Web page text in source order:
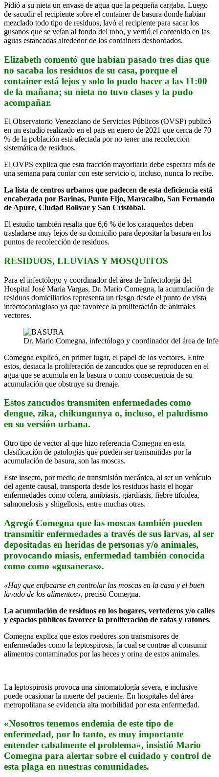
Pidió a su nieta un envase de agua que la pequeña cargaba. Luego
de sacudir el recipiente sobre el container de basura donde habían
mezclado todo tipo de residuos, lavó el recipiente para sacar los
gusanos que se veían al fondo del tobo, y vertió el contenido en las
aguas estancadas alrededor de los containers desbordados.
Elizabeth comentó que habían pasado tres días que
no sacaba los residuos de su casa, porque el
container está lejos y solo lo pudo hacer a las 11:00
de la mañana; su nieta no tuvo clases y la pudo
acompañar.
El Observatorio Venezolano de Servicios Públicos (OVSP) publicó
en un estudio realizado en el país en enero de 2021 que cerca de 70
% de la población está afectada por no tener una recolección
sistemática de residuos.
El OVPS explica que esta fracción mayoritaria debe esperara más de
una semana para contar con este servicio o, incluso, nunca lo recibe.
La lista de centros urbanos que padecen de esta deficiencia está
encabezada por Barinas, Punto Fijo, Maracaibo, San Fernando
de Apure, Ciudad Bolívar y San Cristóbal.
El estudio también resalta que 6,6 % de los caraqueños deben
trasladarse muy lejos de su domicilio para depositar la basura en los
puntos de recolección de residuos.
RESIDUOS, LLUVIAS Y MOSQUITOS
Para el infectólogo y coordinador del área de Infectología del
Hospital José María Vargas, Dr. Mario Comegna, la acumulación de
residuos domiciliarios representa un riesgo desde el punto de vista
infectocontagioso ya que favorece la proliferación de animales
vectores.
Dr. Mario Comegna, infectólogo y coordinador del área de
Comegna explicó, en primer lugar, el papel de los vectores. Entre
estos, destaca la proliferación de zancudos que se reproducen en el
agua que se acumula en la basura o como consecuencia de su
acumulación que obstruye su drenaje.
Estos zancudos transmiten enfermedades como
dengue, zika, chikungunya o, incluso, el paludismo
en su versión urbana.
Otro tipo de vector al que hizo referencia Comegna en esta
clasificación de patologías que pueden ser transmitidas por la
acumulación de basura, son las moscas.
Este insecto, por medio de transmisión mecánica, al ser un vehículo
del agente causal, transporta desde los residuos hasta el hogar
enfermedades como cólera, amibiasis, giardiasis, fiebre tifoidea,
salmonelosis y shigellosis, entre muchas otras.
Agregó Comegna que las moscas también pueden
transmitir enfermedades a través de sus larvas, al ser
depositadas en heridas de personas y/o animales,
provocando miasis, enfermedad también conocida
como como «gusaneras».
«Hay que enfocarse en controlar las moscas en la casa y el buen
lavado de los alimentos», precisó Comegna.
La acumulación de residuos en los hogares, vertederos y/o calles
y espacios públicos favorece la proliferación de ratas y ratones.
Comegna explica que estos roedores son transmisores de
enfermedades como la leptospirosis, la cual se contrae al consumir
alimentos contaminados por las heces y orina de estos animales.
La leptospirosis provoca una sintomatología severa, e inclusive
puede ocasionar la muerte del paciente. En hospitales del área
metropolitana se evidencia alta morbilidad por esta enfermedad.
«Nosotros tenemos endemia de este tipo de
enfermedad, por lo tanto, es muy importante
entender cabalmente el problema», insistió Mario
Comegna para alertar sobre el cuidado y control de
esta plaga en nuestras comunidades.